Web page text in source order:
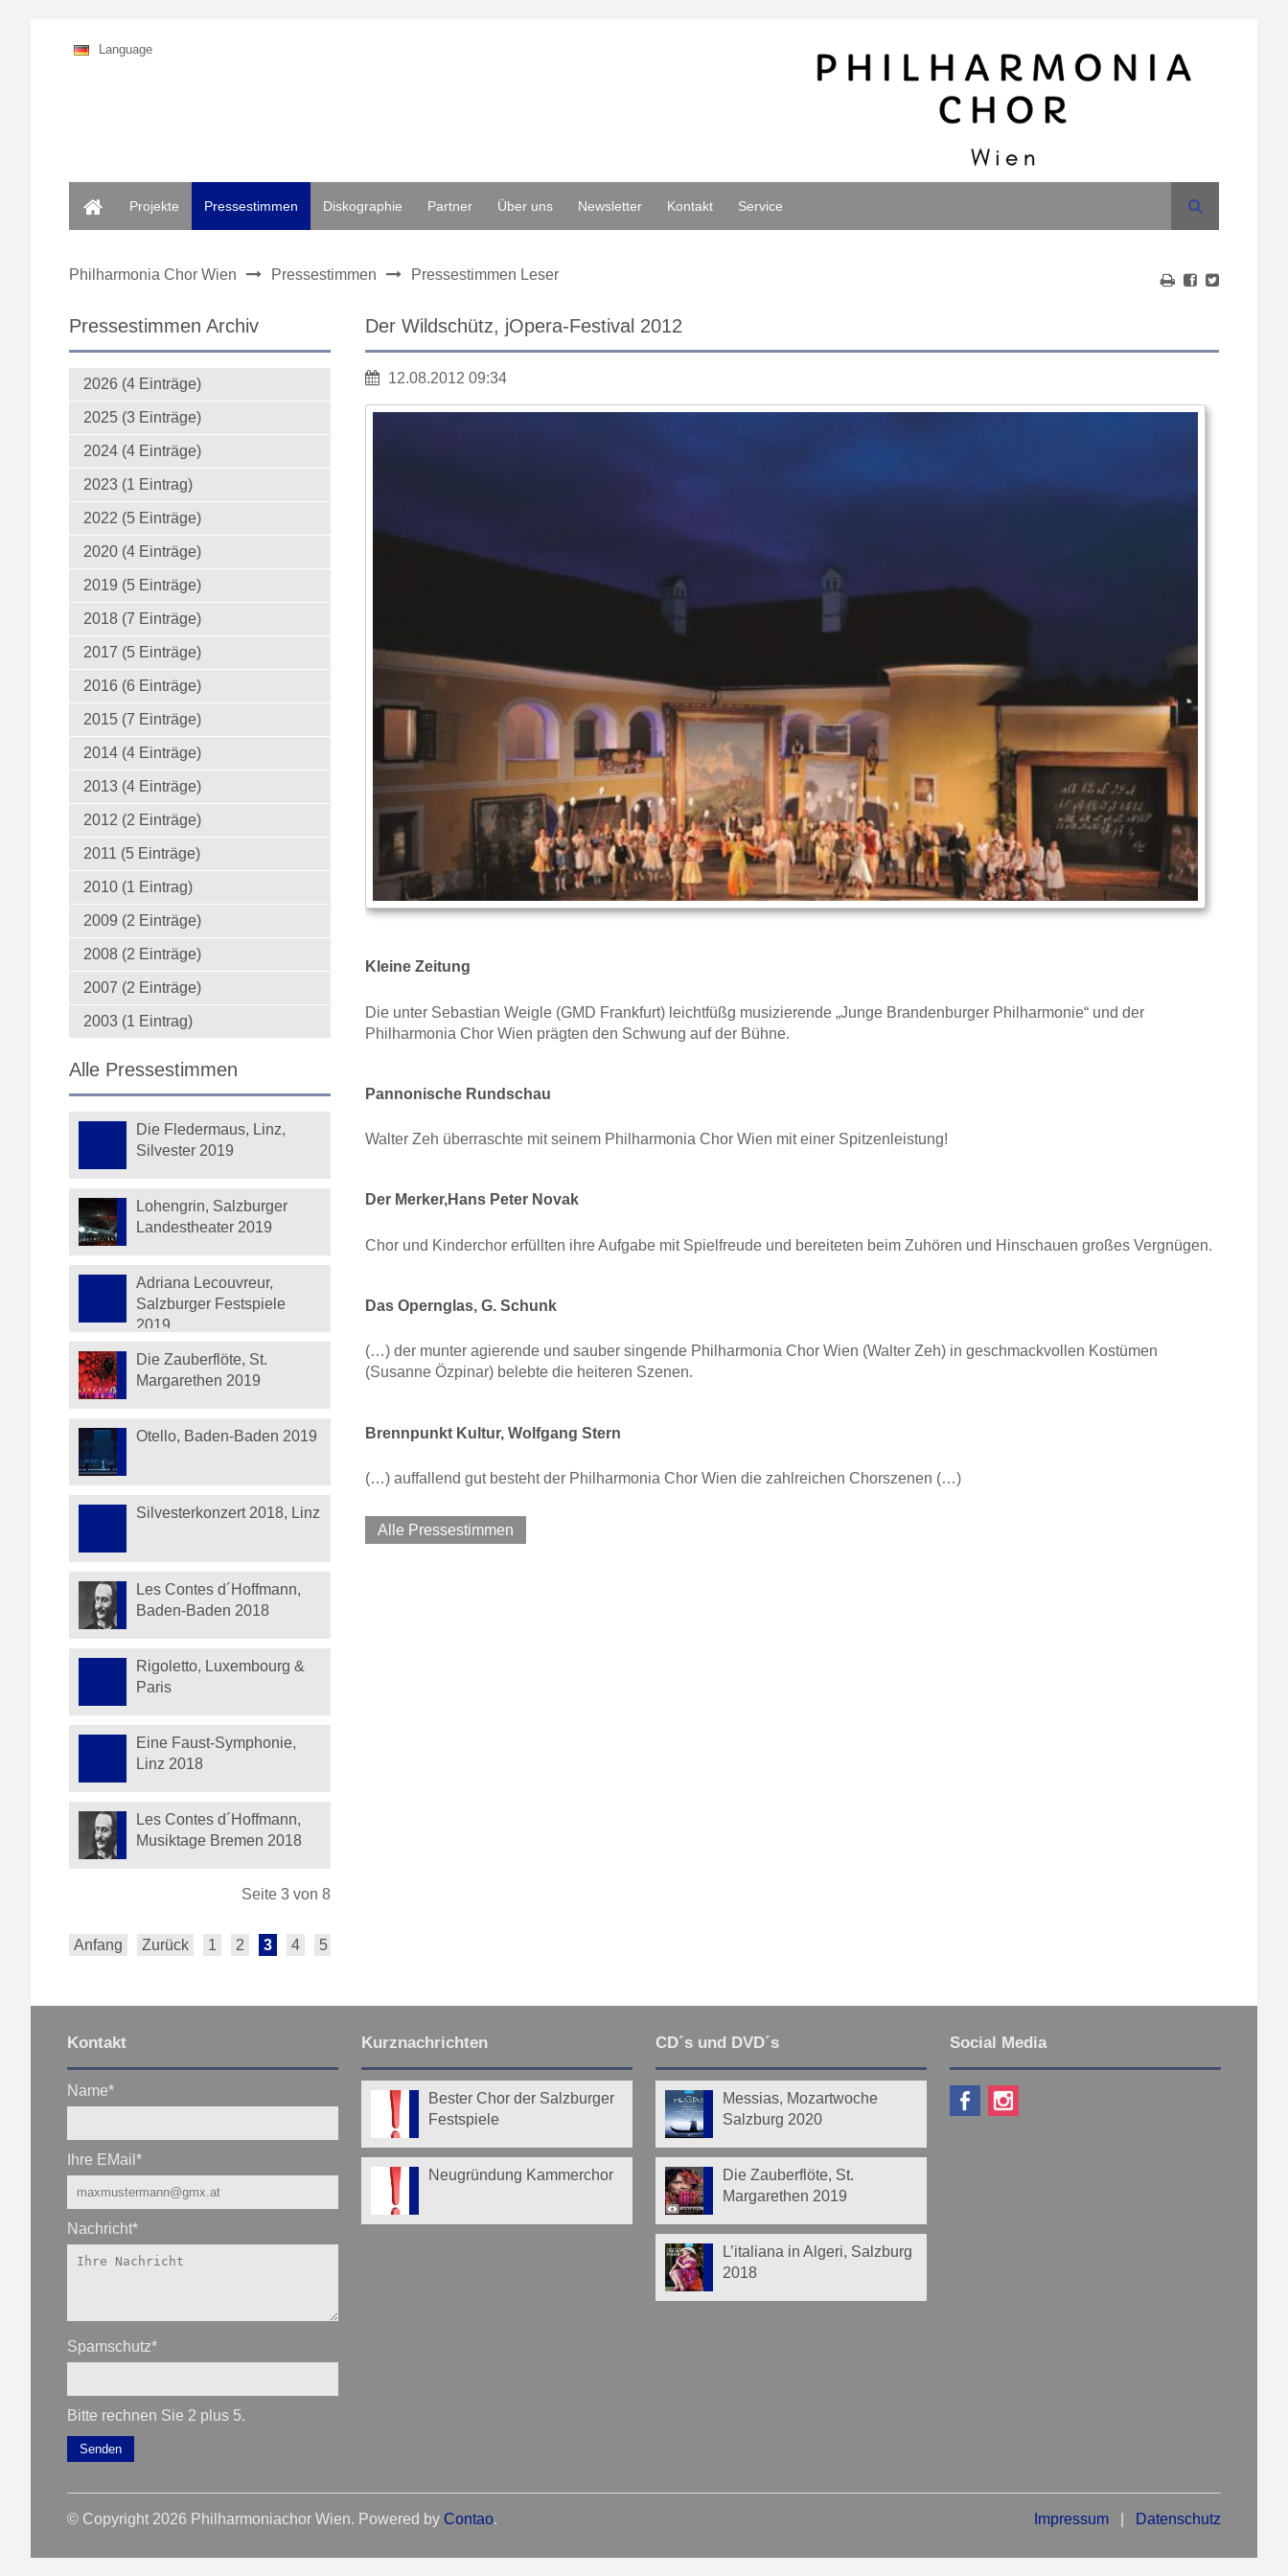
Language
Projekte
Pressestimmen Diskographie Partner Über uns Newsletter Kontakt Service Suche
Philharmonia Chor Wien Pressestimmen Pressestimmen Leser
Der Wildschütz, jOpera-Festival 2012
12.08.2012 09:34
Kleine Zeitung
Die unter Sebastian Weigle (GMD Frankfurt) leichtfüßg musizierende „Junge Brandenburger Philharmonie“ und der
Philharmonia Chor Wien prägten den Schwung auf der Bühne.
Pannonische Rundschau
Walter Zeh überraschte mit seinem Philharmonia Chor Wien mit einer Spitzenleistung!
Der Merker,Hans Peter Novak
Chor und Kinderchor erfüllten ihre Aufgabe mit Spielfreude und bereiteten beim Zuhören und Hinschauen großes Vergnügen.
Das Opernglas, G. Schunk
(…) der munter agierende und sauber singende Philharmonia Chor Wien (Walter Zeh) in geschmackvollen Kostümen
(Susanne Özpinar) belebte die heiteren Szenen.
Brennpunkt Kultur, Wolfgang Stern
(…) auffallend gut besteht der Philharmonia Chor Wien die zahlreichen Chorszenen (…)
Alle Pressestimmen
Pressestimmen Archiv
2026 (4 Einträge)
2025 (3 Einträge)
2024 (4 Einträge)
2023 (1 Eintrag)
2022 (5 Einträge)
2020 (4 Einträge)
2019 (5 Einträge)
2018 (7 Einträge)
2017 (5 Einträge)
2016 (6 Einträge)
2015 (7 Einträge)
2014 (4 Einträge)
2013 (4 Einträge)
2012 (2 Einträge)
2011 (5 Einträge)
2010 (1 Eintrag)
2009 (2 Einträge)
2008 (2 Einträge)
2007 (2 Einträge)
2003 (1 Eintrag)
Alle Pressestimmen
Die Fledermaus, Linz,
Silvester 2019
Lohengrin, Salzburger
Landestheater 2019
Adriana Lecouvreur,
Salzburger Festspiele
2019
Die Zauberflöte, St.
Margarethen 2019
Otello, Baden-Baden 2019
Silvesterkonzert 2018, Linz
Les Contes d´Hoffmann,
Baden-Baden 2018
Rigoletto, Luxembourg &
Paris
Eine Faust-Symphonie,
Linz 2018
Les Contes d´Hoffmann,
Musiktage Bremen 2018
Seite 3 von 8
Anfang Zurück 1 2 3 4 5
Kontakt
Name*
Ihre EMail*
Nachricht*
Spamschutz*
Bitte rechnen Sie 2 plus 5.
Senden
Kurznachrichten
Bester Chor der Salzburger
Festspiele
Neugründung Kammerchor
CD´s und DVD´s
Messias, Mozartwoche
Salzburg 2020
Die Zauberflöte, St.
Margarethen 2019
L’italiana in Algeri, Salzburg
2018
Social Media
© Copyright 2026 Philharmoniachor Wien. Powered by Contao. Impressum| Datenschutz